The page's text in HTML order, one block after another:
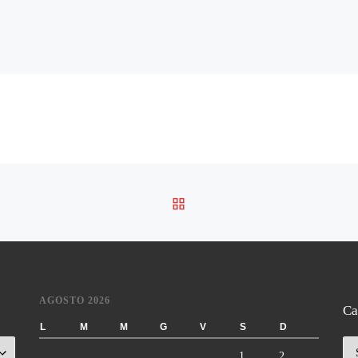
RITORNA ALLA LISTA
AGOSTO 2026
L M M G V S D
1 2